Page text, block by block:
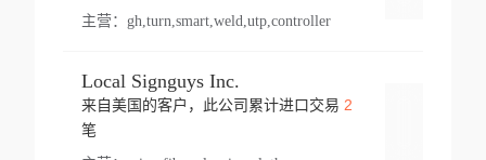
主营： gh,turn,smart,weld,utp,controller
Local Signguys Inc.
来自美国的客户，此公司累计进口交易 2
笔